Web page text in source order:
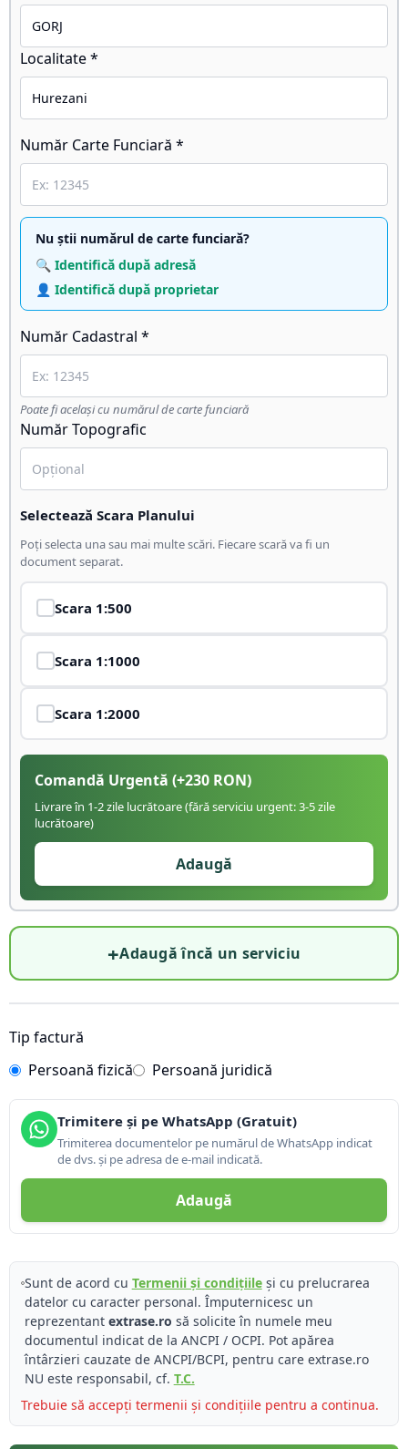
Localitate *
Număr Carte Funciară *
Nu știi numărul de carte funciară?
🔍 Identifică după adresă
👤 Identifică după proprietar
Număr Cadastral *
Poate fi același cu numărul de carte funciară
Număr Topografic
Selectează Scara Planului
Poți selecta una sau mai multe scări. Fiecare scară va fi un
document separat.
Scara 1:500
Scara 1:1000
Scara 1:2000
Comandă Urgentă (+230 RON)
Livrare în 1-2 zile lucrătoare (fără serviciu urgent: 3-5 zile
lucrătoare)
Adaugă
+Adaugă încă un serviciu
Tip factură
Persoană fizică
Persoană juridică
Trimitere și pe WhatsApp (Gratuit)
Trimiterea documentelor pe numărul de WhatsApp indicat
de dvs. și pe adresa de e-mail indicată.
Adaugă
Sunt de acord cu Termenii și condițiileși cu prelucrarea
datelor cu caracter personal. Împuternicesc un
reprezentant extrase.ro să solicite în numele meu
documentul indicat de la ANCPI / OCPI. Pot apărea
întârzieri cauzate de ANCPI/BCPI, pentru care extrase.ro
NU este responsabil, cf. T.C.
Trebuie să accepți termenii și condițiile pentru a continua.